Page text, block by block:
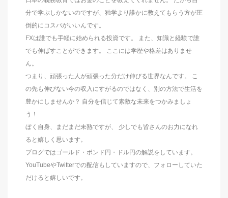
分で学ぶしかないのですが、独学より誰かに教えてもらう方が圧
倒的にコスパがいいんです。
FXは誰でも手軽に始められる投資です。 また、知識と経験で誰
でも伸ばすことができます。 ここには学歴や格差はありませ
ん。
つまり、頑張った人が頑張った分だけ伸びる世界なんです。 こ
の先も伸びない今の収入にすがるのではなく、別の方法で生活を
豊かにしませんか？ 自分を信じて素敵な未来をつかみましょ
う！
ぼく自身、まだまだ未熟ですが、 少しでも皆さんのお力になれ
ると嬉しく思います。
ブログではゴールド・ポンド円・ドル円の解説をしています。
YouTubeやTwitterでの配信もしていますので、フォローしていた
だけると嬉しいです。